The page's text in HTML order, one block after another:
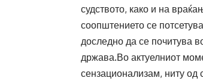
судството, како и на
соопштението се
доследно да се почитува
држава.Во актуелниот
сензационализам, ниту од